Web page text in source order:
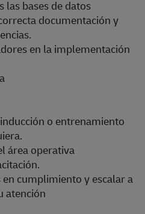
las bases de datos
documentación y
en la implementación
o entrenamiento
área operativa
cumplimiento y escalar a
atención